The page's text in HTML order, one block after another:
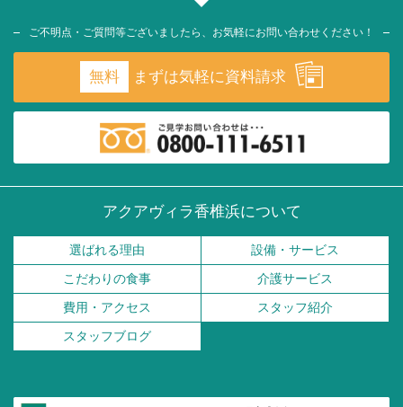
ご不明点・ご質問等ございましたら、お気軽にお問い合わせください！
無料 まずは気軽に資料請求
アクアヴィラ香椎浜について
選ばれる理由
設備・サービス
こだわりの食事
介護サービス
費用・アクセス
スタッフ紹介
スタッフブログ